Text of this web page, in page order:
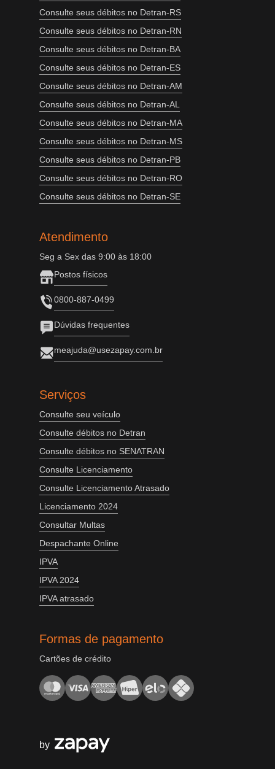
Consulte seus débitos no Detran-RS
Consulte seus débitos no Detran-RN
Consulte seus débitos no Detran-BA
Consulte seus débitos no Detran-ES
Consulte seus débitos no Detran-AM
Consulte seus débitos no Detran-AL
Consulte seus débitos no Detran-MA
Consulte seus débitos no Detran-MS
Consulte seus débitos no Detran-PB
Consulte seus débitos no Detran-RO
Consulte seus débitos no Detran-SE
Atendimento
Seg a Sex das 9:00 às 18:00
Postos físicos
0800-887-0499
Dúvidas frequentes
meajuda@usezapay.com.br
Serviços
Consulte seu veículo
Consulte débitos no Detran
Consulte débitos no SENATRAN
Consulte Licenciamento
Consulte Licenciamento Atrasado
Licenciamento 2024
Consultar Multas
Despachante Online
IPVA
IPVA 2024
IPVA atrasado
Formas de pagamento
Cartões de crédito
by